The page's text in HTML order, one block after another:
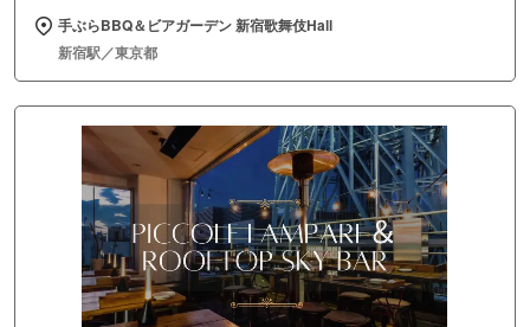
手ぶらBBQ＆ビアガーデン 新宿歌舞伎Hall
新宿駅／東京都